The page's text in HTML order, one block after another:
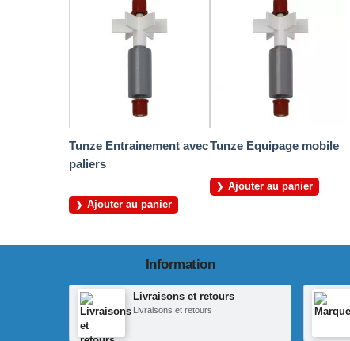
Tunze Entrainement avec
paliers
Ajouter au panier
Tunze Equipage mobile
Ajouter au panier
Information
Livraisons et retours
Livraisons et retours